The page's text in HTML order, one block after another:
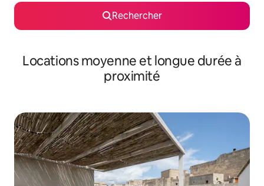
Rechercher
Locations moyenne et longue durée à
proximité